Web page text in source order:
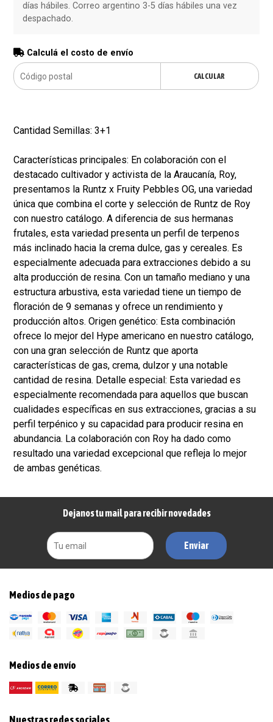
días hábiles. Correo argentino 3-5 días hábiles una vez
despachado.
Calculá el costo de envío
CALCULAR
Cantidad Semillas: 3+1
Características principales: En colaboración con el
destacado cultivador y activista de la Araucanía, Roy,
presentamos la Runtz x Fruity Pebbles OG, una variedad
única que combina el corte y selección de Runtz de Roy
con nuestro catálogo. A diferencia de sus hermanas
frutales, esta variedad presenta un perfil de terpenos
más inclinado hacia la crema dulce, gas y cereales. Es
especialmente adecuada para extracciones debido a su
alta producción de resina. Con un tamaño mediano y una
estructura arbustiva, esta variedad tiene un tiempo de
floración de 9 semanas y ofrece un rendimiento y
producción altos. Origen genético: Esta combinación
ofrece lo mejor del Hype americano en nuestro catálogo,
con una gran selección de Runtz que aporta
características de gas, crema, dulzor y una notable
cantidad de resina. Detalle especial: Esta variedad es
especialmente recomendada para aquellos que buscan
cualidades específicas en sus extracciones, gracias a su
perfil terpénico y su capacidad para producir resina en
abundancia. La colaboración con Roy ha dado como
resultado una variedad excepcional que refleja lo mejor
de ambas genéticas.
Dejanos tu mail para recibir novedades
Enviar
Medios de pago
Medios de envío
Nuestras redes sociales